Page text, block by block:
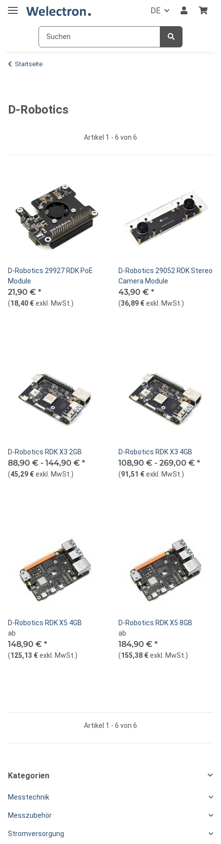
DE
Startseite
D-Robotics
Artikel 1 - 6 von 6
D-Robotics 29927 RDK PoE
Module
21,90 € *
(18,40 €exkl. MwSt. )
D-Robotics 29052 RDK Stereo
Camera Module
43,90 € *
(36,89 €exkl. MwSt. )
D-Robotics RDK X3 2GB
88,90 € - 144,90 € *
(45,29 €exkl. MwSt. )
D-Robotics RDK X3 4GB
108,90 € - 269,00 € *
(91,51 €exkl. MwSt. )
D-Robotics RDK X5 4GB
ab
148,90 € *
(125,13 €exkl. MwSt. )
D-Robotics RDK X5 8GB
ab
184,90 € *
(155,38 €exkl. MwSt. )
Artikel 1 - 6 von 6
Kategorien
Messtechnik
Messzubehör
Stromversorgung